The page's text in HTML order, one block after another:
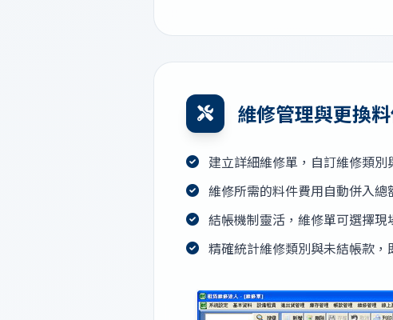
維修管理與更換
建立詳細維修單，自訂維修類別
維修所需的料件費用自動併入總
結帳機制靈活，維修單可選擇現
精確統計維修類別與未結帳款